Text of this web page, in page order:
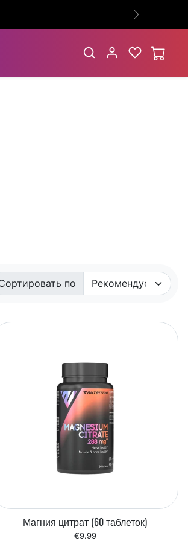
Следующий
по
Магния цитрат (60 таблеток)
€9.99